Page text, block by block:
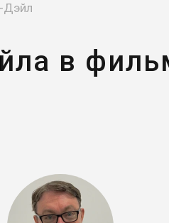
Дэйл
в